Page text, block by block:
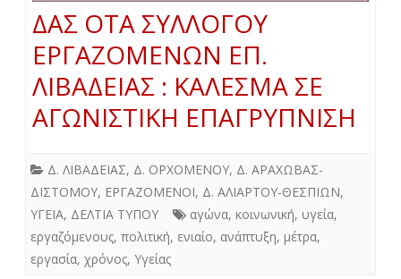
ΔΑΣ ΟΤΑ ΣΥΛΛΟΓΟΥ
ΕΡΓΑΖΟΜΕΝΩΝ ΕΠ.
ΛΙΒΑΔΕΙΑΣ : ΚΑΛΕΣΜΑ ΣΕ
ΑΓΩΝΙΣΤΙΚΗ ΕΠΑΓΡΥΠΝΙΣΗ
Δ. ΛΙΒΑΔΕΙΑΣ, Δ. ΟΡΧΟΜΕΝΟΥ, Δ. ΑΡΑΧΩΒΑΣ-
ΔΙΣΤΟΜΟΥ, ΕΡΓΑΖΟΜΕΝΟΙ, Δ. ΑΛΙΑΡΤΟΥ-ΘΕΣΠΙΩΝ,
ΥΓΕΙΑ, ΔΕΛΤΙΑ ΤΥΠΟΥ αγώνα, κοινωνική, υγεία,
εργαζόμενους, πολιτική, ενιαίο, ανάπτυξη, μέτρα,
εργασία, χρόνος, Υγείας